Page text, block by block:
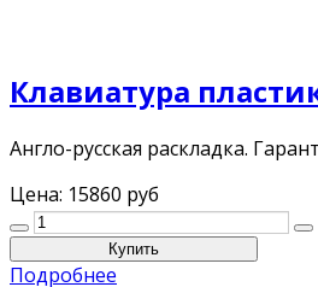
Клавиатура
Англо-русская раскладка.
Цена: 15860 руб
Подробнее